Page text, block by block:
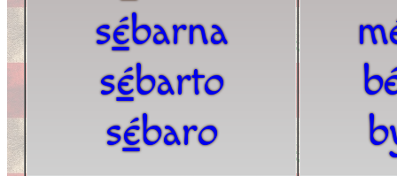
sébarna
sébarto
sébaro